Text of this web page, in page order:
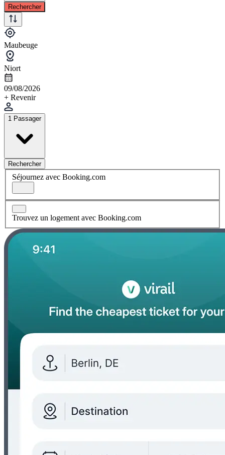
Rechercher
Maubeuge
Niort
09/08/2026
+ Revenir
1 Passager
Rechercher
Séjournez avec Booking.com
Trouvez un logement avec Booking.com